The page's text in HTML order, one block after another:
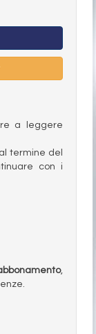
a leggere
termine del
con i
,